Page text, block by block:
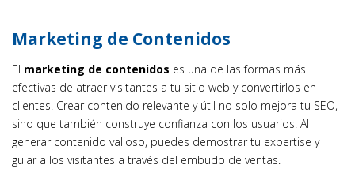
Marketing de Contenidos
El marketing de contenidos es una de las formas más
efectivas de atraer visitantes a tu sitio web y convertirlos en
clientes. Crear contenido relevante y útil no solo mejora tu SEO,
sino que también construye confianza con los usuarios. Al
generar contenido valioso, puedes demostrar tu expertise y
guiar a los visitantes a través del embudo de ventas.